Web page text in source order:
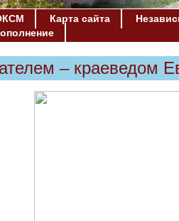
Карта сайта
– краеведом